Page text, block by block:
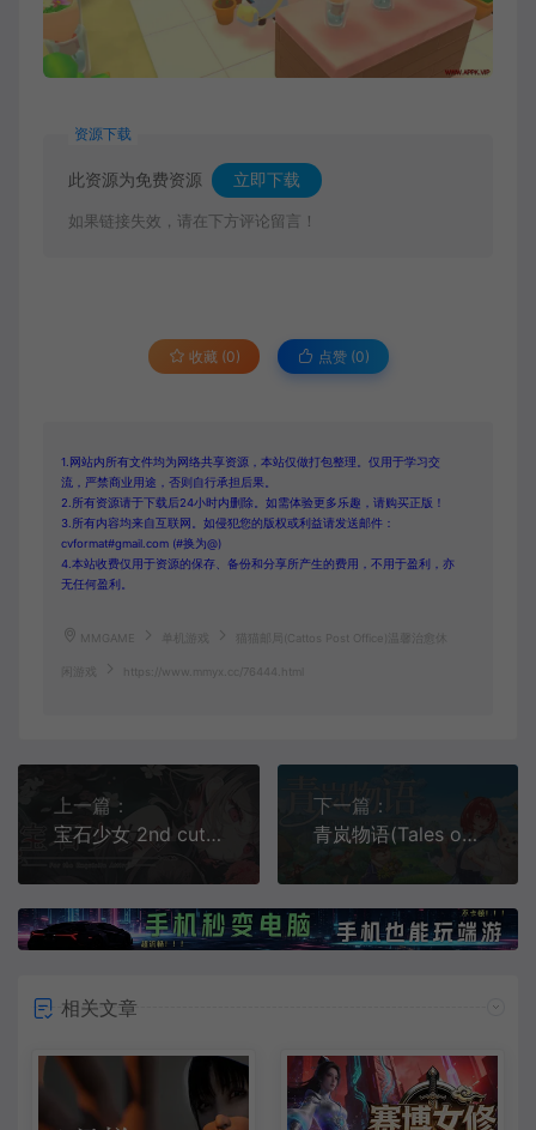
资源下载
此资源为免费资源 立即下载
如果链接失效，请在下方评论留言！
收藏 (0) 点赞 (0)
1.网站内所有文件均为网络共享资源，本站仅做打包整理。仅用于学习交
流，严禁商业用途，否则自行承担后果。
2.所有资源请于下载后24小时内删除。如需体验更多乐趣，请购买正版！
3.所有内容均来自互联网。如侵犯您的版权或利益请发送邮件：
cvformat#gmail.com (#换为@)
4.本站收费仅用于资源的保存、备份和分享所产生的费用，不用于盈利，亦
无任何盈利。
MMGAME 猫猫邮局(Cattos Post Office)温馨治愈休
https://www.mmyx.cc/76444.html
上一篇：
宝石少女 2nd cut(Putrika 2nd Cut For the Exquisite Attire)美少女视觉小说游戏
下一篇：
青岚物语(Tales of Seikyu)治愈田园生活模拟游戏
相关文章